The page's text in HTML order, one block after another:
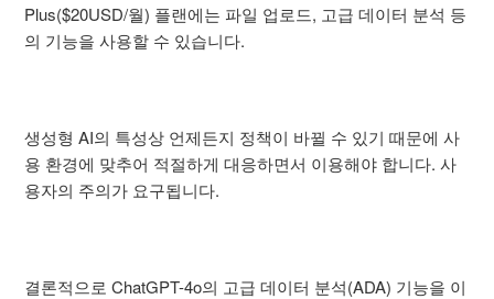
Plus($20USD/월) 플랜에는 파일 업로드, 고급 데이터 분석 등
의 기능을 사용할 수 있습니다.
생성형 AI의 특성상 언제든지 정책이 바뀔 수 있기 때문에 사
용 환경에 맞추어 적절하게 대응하면서 이용해야 합니다. 사
용자의 주의가 요구됩니다.
결론적으로 ChatGPT-4o의 고급 데이터 분석(ADA) 기능을 이